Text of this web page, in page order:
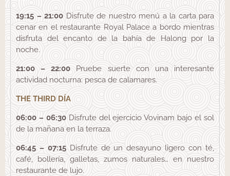
19:15 – 21:00Disfrute de nuestro menú a la carta para
cenar en el restaurante Royal Palace a bordo mientras
disfruta del encanto de la bahía de Halong por la
noche.
21:00 – 22:00Pruebe suerte con una interesante
actividad nocturna: pesca de calamares.
THE THIRD DÍA
06:00 – 06:30Disfrute del ejercicio Vovinam bajo el sol
de la mañana en la terraza.
06:45 – 07:15Disfrute de un desayuno ligero con té,
café, bollería, galletas, zumos naturales… en nuestro
restaurante de lujo.